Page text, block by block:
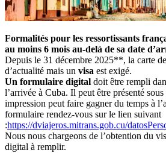
Formalités pour les ressortissants
au moins 6 mois au-delà de sa date
Depuis le 31 décembre 2025**, la carte
d’actualité mais un visa est exigé.
Un formulaire digital doit être rempli
l’arrivée à Cuba. Il peut être présenté
impression peut faire gagner du temps à
formulaire rendez-vous sur le lien suivant
:https://dviajeros.mitrans.gob.cu/
Nous nous chargeons de l’obtention du
digital à remplir.